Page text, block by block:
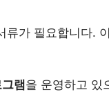
가 필요합니다.
램을 운영하고 있